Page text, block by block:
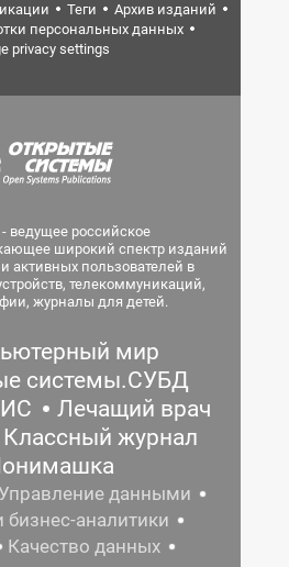
Теги
Архив изданий
персональных данных
privacy settings
ведущее российское
широкий спектр изданий
активных пользователей в
телекоммуникаций,
журналы для детей.
мир
системы.СУБД
Лечащий врач
Классный журнал
Управление данными
бизнес-аналитики
Качество данных